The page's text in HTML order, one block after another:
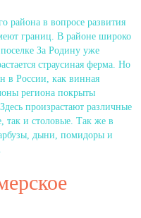
района в вопросе развития
границ. В районе широко
За Родину уже
страусиная ферма. Но
в России, как винная
региона покрыты
произрастают различные
так и столовые. Так же в
дыни, помидоры и